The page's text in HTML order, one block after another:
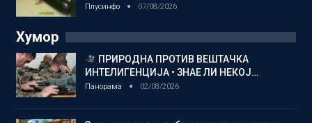
Плусинфо 07/08/2026
Хумор
ПРИРОДНА ПРОТИВ ВЕШТАЧКА
ИНТЕЛИГЕНЦИЈА • ЗНАЕ ЛИ НЕКОЈ…
Панорама 02/08/2026